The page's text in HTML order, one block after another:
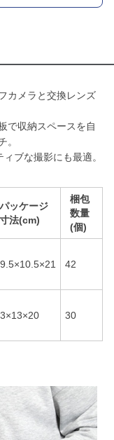
カメラと交換レンズ
で収納スペースを自
。
ブな撮影にも最適。
パッケージ
寸法(cm)
梱包
数量
(個)
42
30